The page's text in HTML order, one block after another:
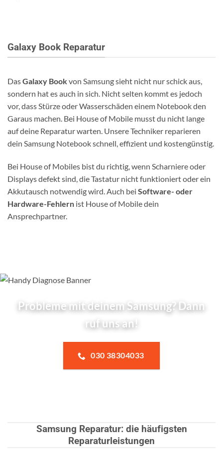
Galaxy Book Reparatur
DasGalaxy Bookvon Samsung sieht nicht nur schick aus,
sondern hat es auch in sich. Nicht selten kommt es jedoch
vor, dass Stürze oder Wasserschäden einem Notebook den
Garaus machen. Bei House of Mobile musst du nicht lange
auf deine Reparatur warten. Unsere Techniker reparieren
dein Samsung Notebook schnell, effizient und kostengünstig.
Bei House of Mobiles bist du richtig, wenn Scharniere oder
Displays defekt sind, die Tastatur nicht funktioniert oder ein
Akkutausch notwendig wird. Auch bei Software- oder
Hardware-Fehlern ist House of Mobile dein
Ansprechpartner.
Probleme mit deinem Samsung? Dann
ruf uns an!
030 38304033
Samsung Reparatur: die häufigsten
Reparaturleistungen